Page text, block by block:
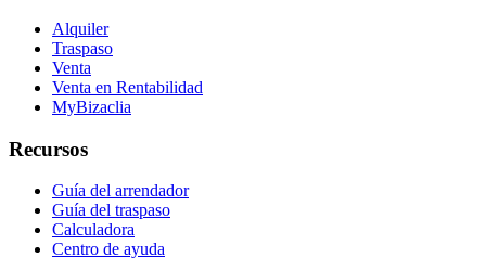
Alquiler
Traspaso
Venta
Venta en Rentabilidad
MyBizaclia
Recursos
Guía del arrendador
Guía del traspaso
Calculadora
Centro de ayuda